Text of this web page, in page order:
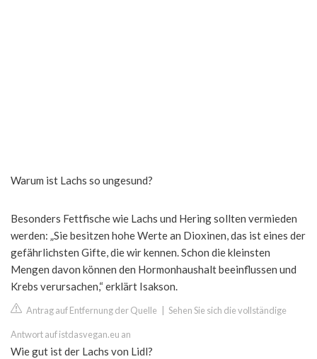
Warum ist Lachs so ungesund?
Besonders Fettfische wie Lachs und Hering sollten vermieden
werden: „Sie besitzen hohe Werte an Dioxinen, das ist eines der
gefährlichsten Gifte, die wir kennen. Schon die kleinsten
Mengen davon können den Hormonhaushalt beeinflussen und
Krebs verursachen,“ erklärt Isakson.
Antrag auf Entfernung der Quelle Sehen Sie sich die vollständige
Antwort auf istdasvegan.eu an
Wie gut ist der Lachs von Lidl?